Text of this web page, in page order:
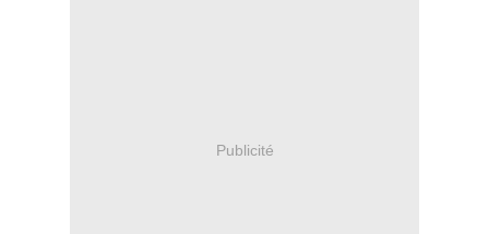
Publicité